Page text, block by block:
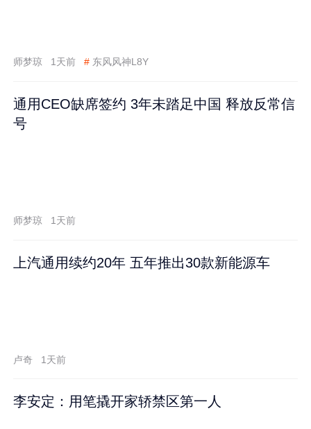
师梦琼 1天前 # 东风风神L8Y
通用CEO缺席签约 3年未踏足中国 释放反常信
号
师梦琼 1天前
上汽通用续约20年 五年推出30款新能源车
卢奇 1天前
李安定：用笔撬开家轿禁区第一人